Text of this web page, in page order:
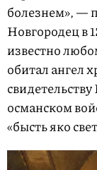
болезнем», —
Новгородец в
известно
обитал ангел
османском
«бысть яко